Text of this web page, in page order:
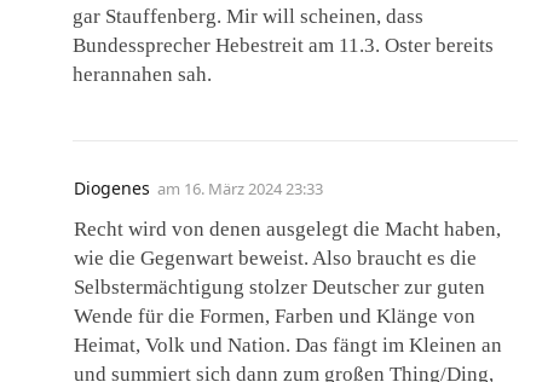
gar Stauffenberg. Mir will scheinen, dass
Bundessprecher Hebestreit am 11.3. Oster bereits
herannahen sah.
Diogenes am 16. März 2024 23:33
Recht wird von denen ausgelegt die Macht haben,
wie die Gegenwart beweist. Also braucht es die
Selbstermächtigung stolzer Deutscher zur guten
Wende für die Formen, Farben und Klänge von
Heimat, Volk und Nation. Das fängt im Kleinen an
und summiert sich dann zum großen Thing/Ding,